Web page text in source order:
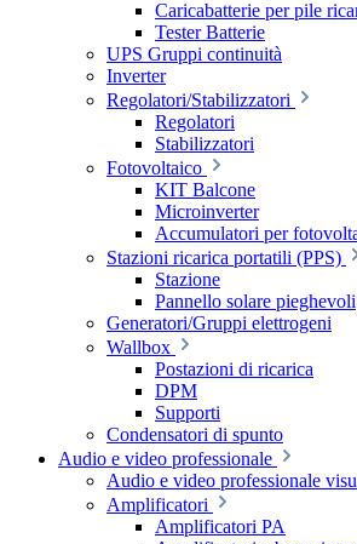
Caricabatterie per pile
Tester Batterie
UPS Gruppi continuità
Inverter
Regolatori/Stabilizzatori
Regolatori
Stabilizzatori
Fotovoltaico
KIT Balcone
Microinverter
Accumulatori per
Stazioni ricarica portatili (PPS)
Stazione
Pannello solare pieghevoli
Generatori/Gruppi elettrogeni
Wallbox
Postazioni di ricarica
DPM
Supporti
Condensatori di spunto
Audio e video professionale
Audio e video professionale
Amplificatori
Amplificatori PA